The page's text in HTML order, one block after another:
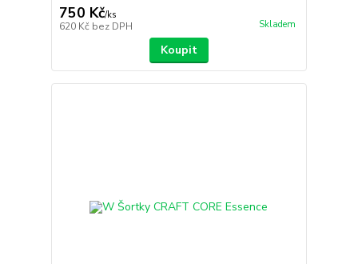
750 Kč/ks
620 Kč bez DPH Skladem
Koupit